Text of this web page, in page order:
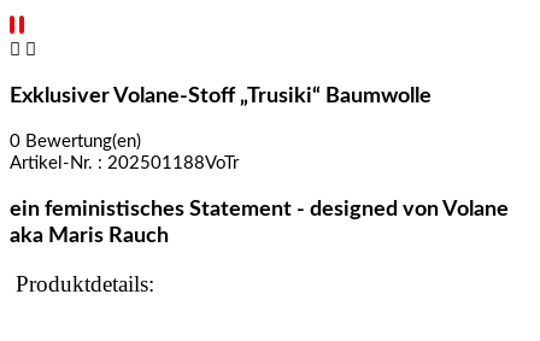
 
Exklusiver Volane-Stoff „Trusiki“ Baumwolle
0 Bewertung(en)
Artikel-Nr. : 202501188VoTr
ein feministisches Statement - designed von Volane
aka Maris Rauch
Produktdetails: